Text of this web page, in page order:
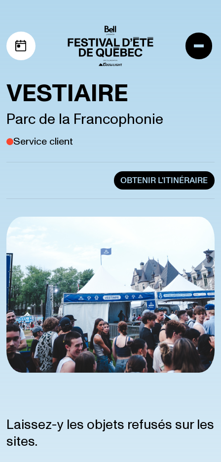
Mon horaire
VESTIAIRE
Parc de la Francophonie
Service client
OBTENIR L'ITINÉRAIRE
Laissez-y les objets refusés sur les
sites.